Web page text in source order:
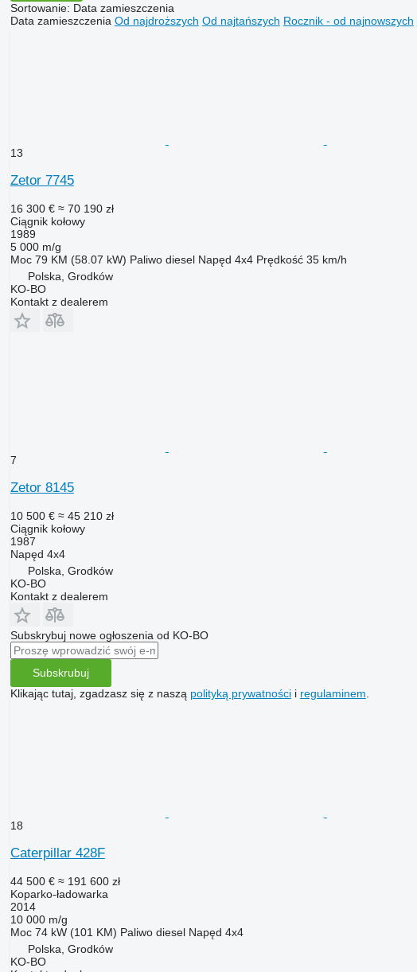
Sortowanie: Data zamieszczenia
Data zamieszczenia Od najdroższych Od najtańszych Rocznik - od najnowszych
13
Zetor 7745
16 300 € ≈ 70 190 zł
Ciągnik kołowy
1989
5 000 m/g
Moc 79 KM (58.07 kW) Paliwo diesel Napęd 4x4 Prędkość 35 km/h
Polska, Grodków
KO-BO
Kontakt z dealerem
7
Zetor 8145
10 500 € ≈ 45 210 zł
Ciągnik kołowy
1987
Napęd 4x4
Polska, Grodków
KO-BO
Kontakt z dealerem
Subskrybuj nowe ogłoszenia od KO-BO
Subskrubuj
Klikając tutaj, zgadzasz się z naszą polityką prywatnościi regulaminem
18
Caterpillar 428F
44 500 € ≈ 191 600 zł
Koparko-ładowarka
2014
10 000 m/g
Moc 74 kW (101 KM) Paliwo diesel Napęd 4x4
Polska, Grodków
KO-BO